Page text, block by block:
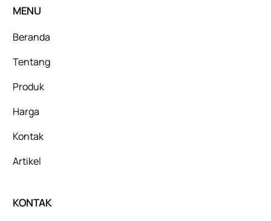
MENU
Beranda
Tentang
Produk
Harga
Kontak
Artikel
KONTAK